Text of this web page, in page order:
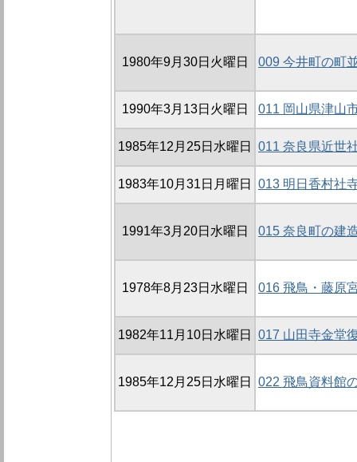
1980年9月30日火曜日 009 今井町の町
1990年3月13日火曜日 011 岡山県津山
1985年12月25日水曜日 011 奈良県近世
1983年10月31日月曜日 013 明日香村社
1991年3月20日水曜日 015 奈良町の建
1978年8月23日水曜日 016 飛鳥・藤原
1982年11月10日水曜日 017 山田寺金堂
1985年12月25日水曜日 022 飛鳥資料館